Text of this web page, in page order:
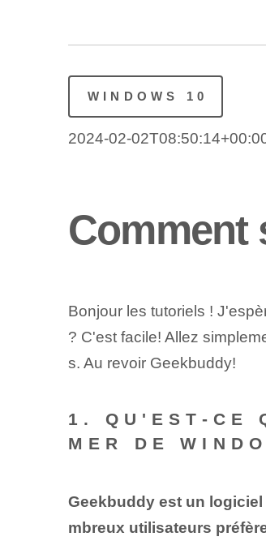
WINDOWS 10
2024-02-
Comment
Bonjour les tutoriels !
? C'est facile! Allez
s. Au revoir Geekbuddy!
1. QU'EST-CE
MER DE
Geekbuddy est un
mbreux utilisateurs